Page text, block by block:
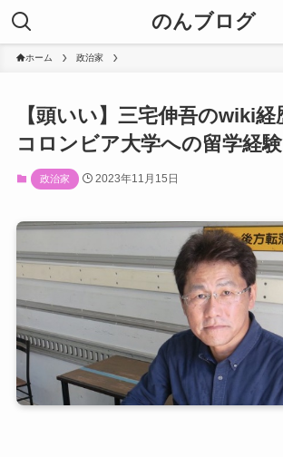
のんブログ
ホーム 政治家
【頭いい】三宅伸吾のwiki経
コロンビア大学への留学経
政治家 2023年11月15日